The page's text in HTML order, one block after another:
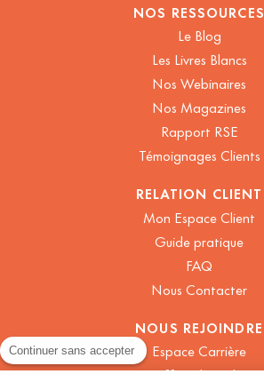
Continuer sans accepter
NOS RESSOURCES
Le Blog
Les Livres Blancs
Nos Webinaires
Nos Magazines
Rapport RSE
Témoignages Clients
RELATION CLIENT
Mon Espace Client
Guide pratique
FAQ
Nous Contacter
NOUS REJOINDRE
Espace Carrière
Offres d’Emploi